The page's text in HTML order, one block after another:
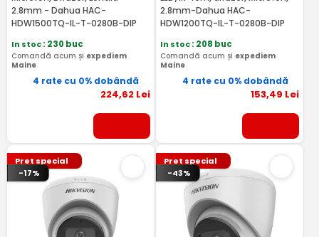
2.8mm - Dahua HAC-
HDW1500TQ-IL-T-0280B-DIP
In stoc: 230 buc
Comandă acum și expediem
Maine
4 rate cu 0% dobândă
224,62Lei
2.8mm-Dahua HAC-
HDW1200TQ-IL-T-0280B-DIP
In stoc: 208 buc
Comandă acum și expediem
Maine
4 rate cu 0% dobândă
153,49 Lei
Pret special
-17%
Pret special
-43%